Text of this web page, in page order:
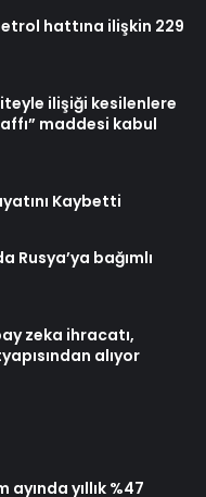
hattına ilişkin 229
ilişiği kesilenlere
maddesi kabul
Kaybetti
Rusya’ya bağımlı
zeka ihracatı,
alıyor
ayında yıllık %47